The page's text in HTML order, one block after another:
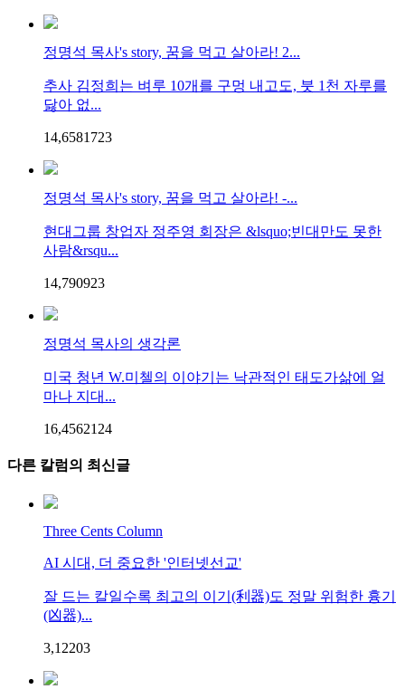
정명석 목사's story, 꿈을 먹고 살아라! 2...
추사 김정희는 벼루 10개를 구멍 내고도, 붓 1천 자루를
닳아 없...
14,6581723
정명석 목사's story, 꿈을 먹고 살아라! -...
현대그룹 창업자 정주영 회장은 &lsquo;빈대만도 못한
사람&rsqu...
14,790923
정명석 목사의 생각론
미국 청년 W.미첼의 이야기는 낙관적인 태도가삶에 얼
마나 지대...
16,45621 24
다른 칼럼의 최신글
Three Cents Column
AI 시대, 더 중요한 '인터넷선교'
잘 드는 칼일수록 최고의 이기(利器)도 정말 위험한 흉기
(凶器)...
3,12203